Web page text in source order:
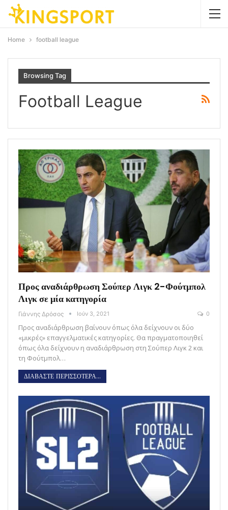
Home football league
Browsing Tag
Football League
Προς αναδιάρθρωση Σούπερ Λιγκ 2-Φούτμπολ
Λιγκ σε μία κατηγορία
Γιάννης Δρόσος Ιούν 3, 2021 0
Προς αναδιάρθρωση βαίνουν όπως όλα δείχνουν οι δύο
«μικρές» επαγγελματικές κατηγορίες. Θα πραγματοποιηθεί
όπως όλα δείχνουν η αναδιάρθρωση στη Σούπερ Λιγκ 2 και
τη Φούτμπολ…
ΔΙΑΒΑΣΤΕ ΠΕΡΙΣΣΟΤΕΡΑ...